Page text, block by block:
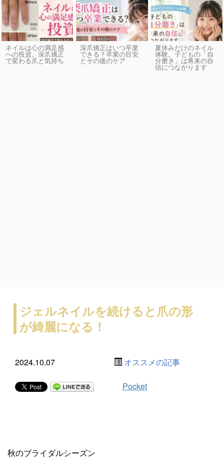
ネイルは心の満足感
への投資。深爪矯正
で変わる爪と気持ち
深爪矯正はいつ卒業
できる？卒業の目安
とその後のケア
夏休みだけのネイル
体験。子どもの「自
分磨き」は将来の自
信につながります
ジェルネイルを続けると爪の形
が綺麗になる！
2024.10.07 オススメの記事
Pocket
秋のブライダルシーズン